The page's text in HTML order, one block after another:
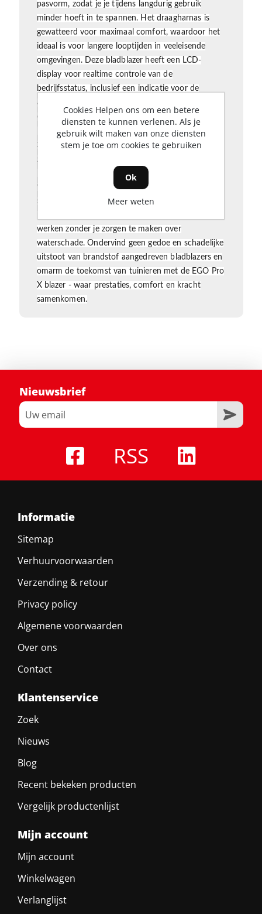
pasvorm, zodat je je tijdens langdurig gebruik
minder hoeft in te spannen. Het draagharnas is
gewatteerd voor maximaal comfort, waardoor het
ideaal is voor langere looptijden in veeleisende
omgevingen.
Deze bladblazer heeft een LCD-
display voor realtime controle van de
bedrijfsstatus, inclusief een indicatie voor de
accustatus om de resterende looptijd in één
oogopslag te controleren. Een geïntegreerd LED-
lampje zorgt voor zichtbaarheid bij weinig licht,
zodat je de blazer ook bij schemering kunt
gebruiken.
LBPX1100 beschermd tegen water onder lage druk
vanuit alle hoeken, beter dan concurrenten die
slechts IPX4 bieden. Dit maakt de LBPX1100 de
werken zonder je zorgen te maken over
waterschade.Ondervind geen gedoe en schadelijke
uitstoot van brandstof aangedreven bladblazers en
omarm de toekomst van tuinieren met de EGO Pro
X blazer - waar prestaties, comfort en kracht
samenkomen.
Nieuwsbrief
RSS
Informatie
Sitemap
Verhuurvoorwaarden
Verzending & retour
Privacy policy
Algemene voorwaarden
Over ons
Contact
Klantenservice
Zoek
Nieuws
Blog
Recent bekeken producten
Vergelijk productenlijst
Mijn account
Mijn account
Winkelwagen
Verlanglijst
Cookies Helpen ons om een betere
diensten te kunnen verlenen. Als je
gebruik wilt maken van onze diensten
stem je toe om cookies te gebruiken
Ok
Meer weten